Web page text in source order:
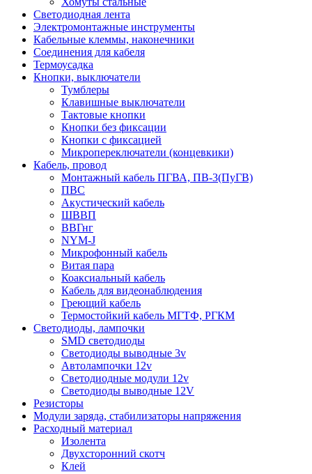
Светодиодная лента
Электромонтажные инструменты
Кабельные клеммы, наконечники
Соединения для кабеля
Термоусадка
Кнопки, выключатели
Тумблеры
Клавишные выключатели
Тактовые кнопки
Кнопки без фиксации
Кнопки с фиксацией
Микропереключатели (концевкики)
Кабель, провод
Монтажный кабель ПГВА, ПВ-3(ПуГВ)
ПВС
Акустический кабель
ШВВП
ВВГнг
NYM-J
Микрофонный кабель
Витая пара
Коаксиальный кабель
Кабель для видеонаблюдения
Греющий кабель
Термостойкий кабель МГТФ, РГКМ
Светодиоды, лампочки
SMD светодиоды
Светодиоды выводные 3v
Автолампочки 12v
Светодиодные модули 12v
Светодиоды выводные 12V
Резисторы
Модули заряда, стабилизаторы напряжения
Расходный материал
Изолента
Двухсторонний скотч
Клей